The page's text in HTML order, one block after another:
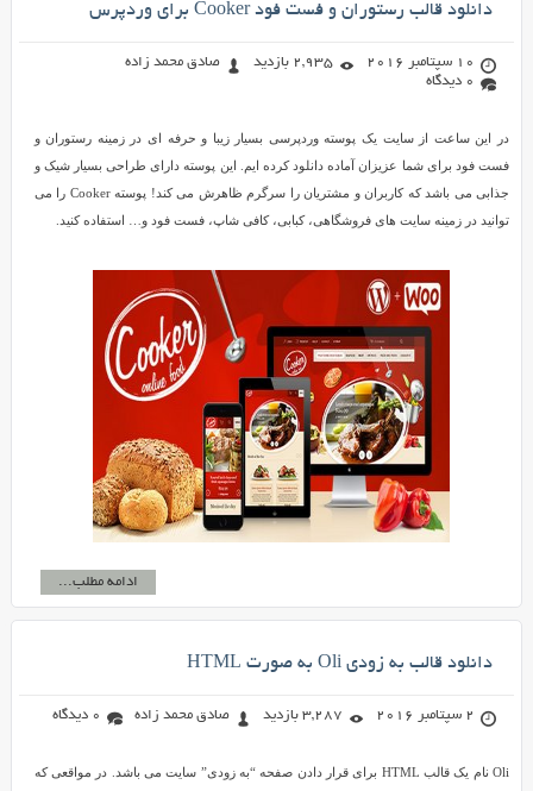
دانلود قالب رستوران و فست فود Cooker برای وردپرس
10 سپتامبر 2016 2,935 بازدید
صادق محمد زاده
0 دیدگاه
در این ساعت از سایت یک پوسته وردپرسی بسیار زیبا و حرفه ای در زمینه رستوران و
فست فود برای شما عزیزان آماده دانلود کرده ایم. این پوسته دارای طراحی بسیار شیک و
جذابی می باشد که کاربران و مشتریان را سرگرم ظاهرش می کند! پوسته Cooker را می
توانید در زمینه سایت های فروشگاهی، کبابی، کافی شاپ، فست فود و… استفاده کنید.
ادامه مطلب...
دانلود قالب به زودی Oli به صورت HTML
2 سپتامبر 2016 3,287 بازدید صادق محمد زاده 0 دیدگاه
Oli نام یک قالب HTML برای قرار دادن صفحه “به زودی” سایت می باشد. در مواقعی که